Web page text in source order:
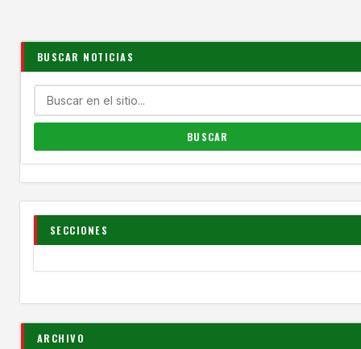
BUSCAR NOTICIAS
SECCIONES
ARCHIVO